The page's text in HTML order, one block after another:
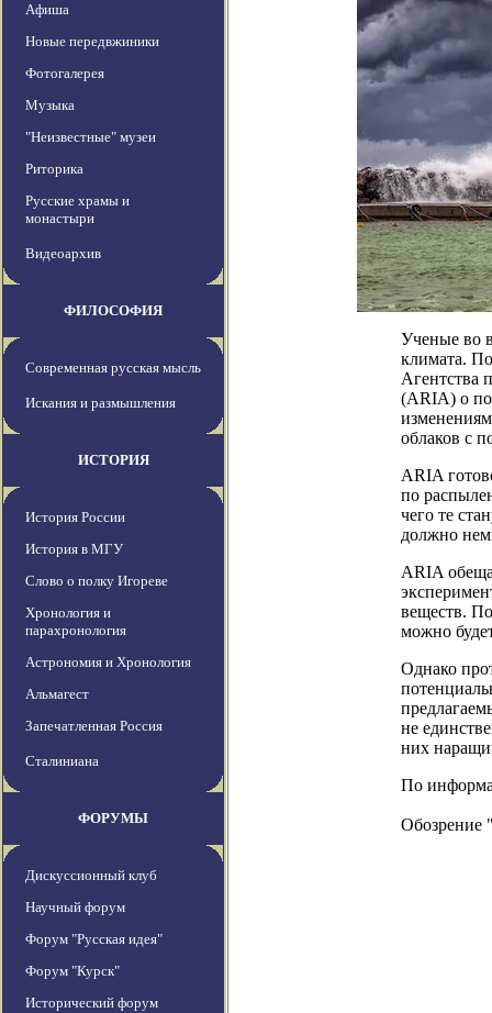
Афиша
Новые передвжиники
Фотогалерея
Музыка
"Неизвестные" музеи
Риторика
Русские храмы и
монастыри
Видеоархив
ФИЛОСОФИЯ
Современная русская мысль
Искания и размышления
ИСТОРИЯ
История России
История в МГУ
Слово о полку Игореве
Хронология и
парахронология
Астрономия и Хронология
Альмагест
Запечатленная Россия
Сталиниана
ФОРУМЫ
Дискуссионный клуб
Научный форум
Форум "Русская идея"
Форум "Курск"
Исторический форум
Ученые во
климата.
Агентства
(ARIA) о
облаков с
ARIA
по
чего те
должно
ARIA
веществ.
можно
Однако
не
них
По
Обозрение